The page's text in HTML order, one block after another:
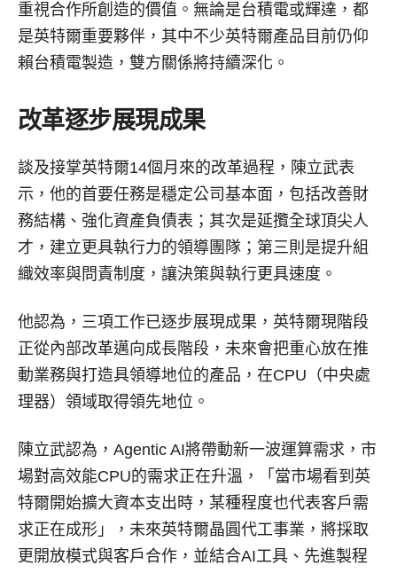
重視合作所創造的價值。無論是台積電或輝達，都
是英特爾重要夥伴，其中不少英特爾產品目前仍仰
賴台積電製造，雙方關係將持續深化。
改革逐步展現成果
談及接掌英特爾14個月來的改革過程，陳立武表
示，他的首要任務是穩定公司基本面，包括改善財
務結構、強化資產負債表；其次是延攬全球頂尖人
才，建立更具執行力的領導團隊；第三則是提升組
織效率與問責制度，讓決策與執行更具速度。
他認為，三項工作已逐步展現成果，英特爾現階段
正從內部改革邁向成長階段，未來會把重心放在推
動業務與打造具領導地位的產品，在CPU（中央處
理器）領域取得領先地位。
陳立武認為，Agentic AI將帶動新一波運算需求，市
場對高效能CPU的需求正在升溫，「當市場看到英
特爾開始擴大資本支出時，某種程度也代表客戶需
求正在成形」，未來英特爾晶圓代工事業，將採取
更開放模式與客戶合作，並結合AI工具、先進製程